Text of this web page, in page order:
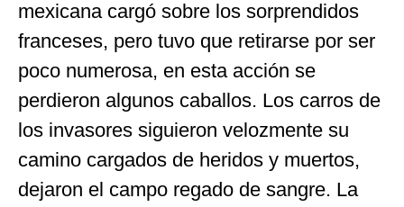
mexicana cargó sobre los sorprendidos
franceses, pero tuvo que retirarse por ser
poco numerosa, en esta acción se
perdieron algunos caballos. Los carros de
los invasores siguieron velozmente su
camino cargados de heridos y muertos,
dejaron el campo regado de sangre. La